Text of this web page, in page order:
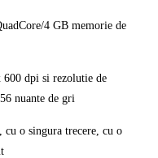
4 GB memorie de
600 dpi si rezolutie de
nuante de gri
cu o singura trecere, cu o